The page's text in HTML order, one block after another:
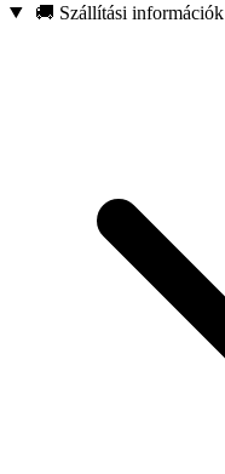
🚚 Szállítási információk